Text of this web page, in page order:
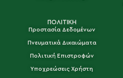
ΠΟΛΙΤΙΚΗ
Προστασία Δεδομένων
Πνευματικά Δικαιώματα
Πολιτική Επιστροφών
Υποχρεώσεις Χρήστη